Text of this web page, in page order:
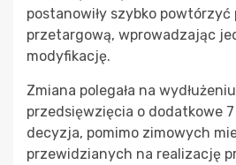
postanowiły szybko powtórzyć
przetargową, wprowadzając
modyfikację.
Zmiana polegała na
przedsięwzięcia o dodatkowe 7
decyzja, pomimo zimowych
przewidzianych na realizację